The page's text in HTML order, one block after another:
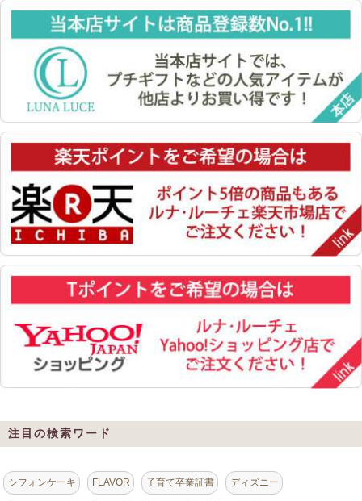
注目の検索ワード
シフォンケーキ FLAVOR 子育て卒業証書 ディズニー